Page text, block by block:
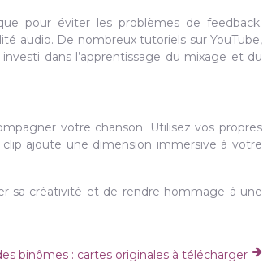
pour éviter les problèmes de feedback.
audio. De nombreux tutoriels sur YouTube,
dans l’apprentissage du mixage et du
votre chanson. Utilisez vos propres
ajoute une dimension immersive à votre
sa créativité et de rendre hommage à une
binômes : cartes originales à télécharger